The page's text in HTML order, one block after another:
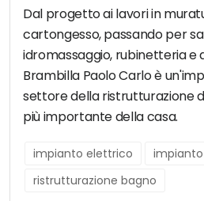
Dal progetto ai lavori in
cartongesso, passando per
idromassaggio, rubinetteria e
Brambilla Paolo Carlo è
settore della ristrutturazione
più importante della casa.
impianto elettrico
ristrutturazione bagno